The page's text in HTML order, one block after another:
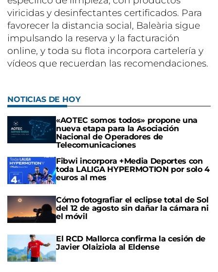
viricidas y desinfectantes certificados. Para
favorecer la distancia social, Baleària sigue
impulsando la reserva y la facturación
online, y toda su flota incorpora cartelería y
vídeos que recuerdan las recomendaciones.
NOTICIAS DE HOY
«AOTEC somos todos» propone una
nueva etapa para la Asociación
Nacional de Operadores de
Telecomunicaciones
Fibwi incorpora +Media Deportes con
toda LALIGA HYPERMOTION por solo 4
euros al mes
Cómo fotografiar el eclipse total de Sol
del 12 de agosto sin dañar la cámara ni
el móvil
El RCD Mallorca confirma la cesión de
Javier Olaiziola al Eldense